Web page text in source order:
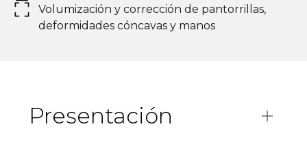
Volumización y corrección de pantorrillas,
deformidades cóncavas y manos
Presentación